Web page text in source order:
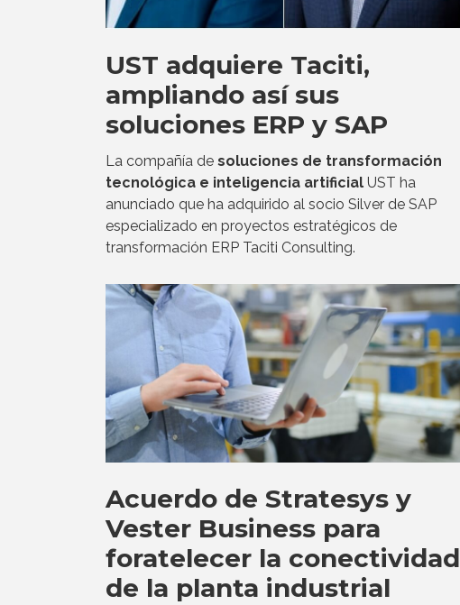
UST adquiere Taciti,
ampliando así sus
soluciones ERP y SAP
La compañía de soluciones de transformación
tecnológica e inteligencia artificial UST ha
anunciado que ha adquirido al socio Silver de SAP
especializado en proyectos estratégicos de
transformación ERP Taciti Consulting.
Acuerdo de Stratesys y
Vester Business para
foratelecer la conectividad
de la planta industrial